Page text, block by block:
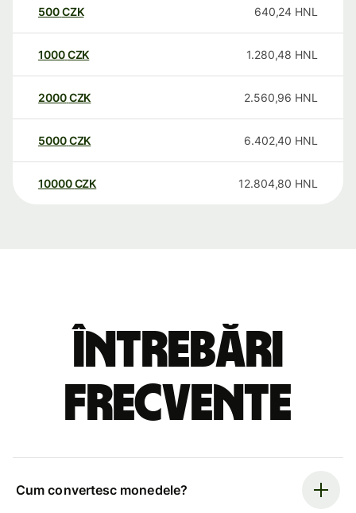
500CZK 640,24 HNL
1000CZK 1.280,48 HNL
2000CZK 2.560,96 HNL
5000CZK 6.402,40 HNL
10000 CZK 12.804,80 HNL
Întrebări
frecvente
Cum convertesc monedele?